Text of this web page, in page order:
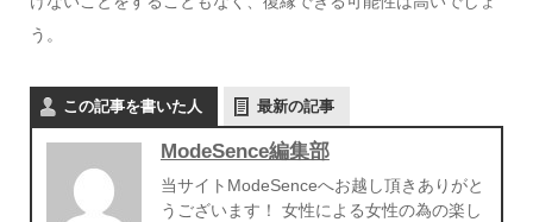
う。
この記事を書いた人 最新の記事
ModeSence編集部
当サイトModeSenceへお越し頂きありがと
うございます！ 女性による女性の為の楽し